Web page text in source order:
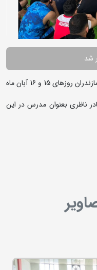
شد
کارگاه دانش افزایی مربیان کشتی آزاد استان مازندران روزهای 15 و 16 آبان ماه
ناظری بعنوان مدرس در این